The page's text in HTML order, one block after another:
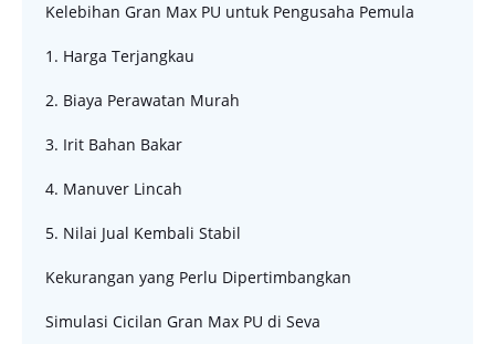
Kelebihan Gran Max PU untuk Pengusaha Pemula
1. Harga Terjangkau
2. Biaya Perawatan Murah
3. Irit Bahan Bakar
4. Manuver Lincah
5. Nilai Jual Kembali Stabil
Kekurangan yang Perlu Dipertimbangkan
Simulasi Cicilan Gran Max PU di Seva